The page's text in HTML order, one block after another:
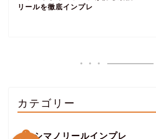
リールを徹底インプレ
カテゴリー
シマノリールインプレ